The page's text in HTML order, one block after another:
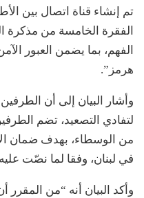
تم إنشاء قناة اتصال بين
الفقرة الخامسة من مذكرة
الفهم، بما يضمن العبور
هرمز”.
وأشار البيان إلى أن
لتفادي التصعيد، تضم
من الوسطاء، بهدف ضمان
في لبنان، وفقا لما نصّت
وأكد البيان أنه “من المقرر